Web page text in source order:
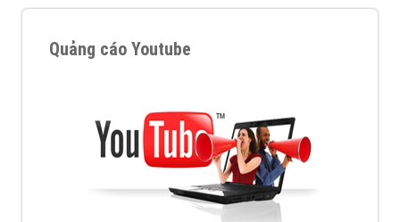
Quảng cáo Youtube